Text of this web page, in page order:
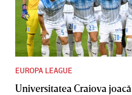
EUROPA LEAGUE
Universitatea Craiova